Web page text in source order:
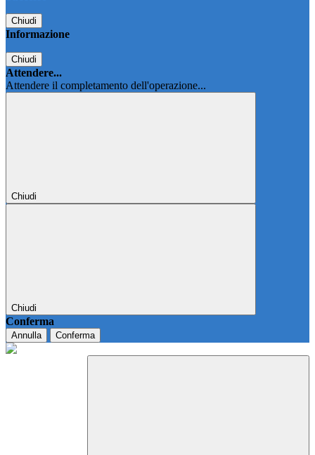
Chiudi
Informazione
Chiudi
Attendere...
Attendere il completamento dell'operazione...
Chiudi
Chiudi
Conferma
Annulla Conferma